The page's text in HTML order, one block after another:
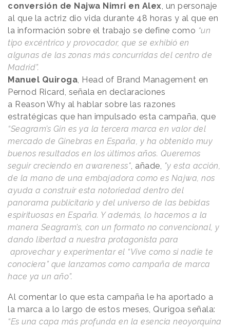
conversión de Najwa Nimri en Alex, un personaje
al que la actriz dio vida durante 48 horas y al que en
la información sobre el trabajo se define como “un
tipo excéntrico y provocador, que se exhibió en
algunas de las zonas más concurridas del centro de
Madrid”.
Manuel Quiroga, Head of Brand Management en
Pernod Ricard, señala en declaraciones
a Reason Why al hablar sobre las razones
estratégicas que han impulsado esta campaña, que
“Seagram’s Gin es ya la tercera marca en valor del
mercado de Ginebras en España, y ha obtenido muy
buenos resultados en los últimos años. Queremos
seguir creciendo en awareness", añade, "y esta acción,
de la mano de una embajadora como es Najwa, nos
ayuda a construir esta notoriedad dentro del
panorama publicitario y del universo de las bebidas
espirituosas en España. Y además, lo hacemos a la
manera Seagram’s, con un formato no convencional, y
dando libertad a nuestra protagonista para
aprovechar y experimentar el “Vive como si nadie te
conociera” que lanzamos como campaña de marca
hace ya un año”.
Al comentar lo que esta campaña le ha aportado a
la marca a lo largo de estos meses, Qurigoa señala:
“Es una capa más profunda en la esencia neoyorquina